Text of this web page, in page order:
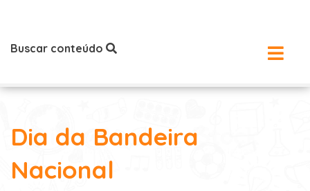
Buscar conteúdo
Dia da Bandeira
Nacional